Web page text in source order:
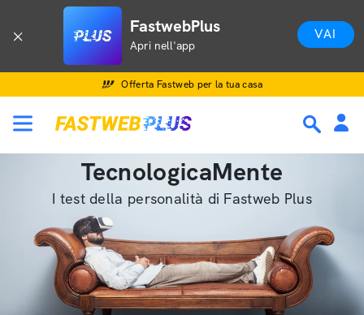
FastwebPlus
Apri nell'app
VAI
Offerta Fastweb per la tua casa
TecnologicaMente
I test della personalità di Fastweb Plus